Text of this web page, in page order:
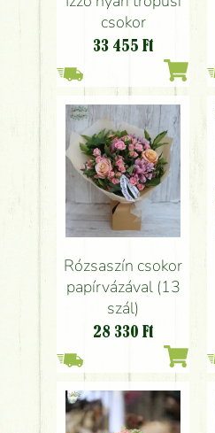
csokor
33 455 Ft
Rózsaszín csokor
papírvázával (13
szál)
28 330 Ft